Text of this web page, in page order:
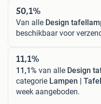
50,1%
Van alle Design
beschikbaar voor
11,1%
11,1% van alle Design
categorie Lampen |
week aangeboden.